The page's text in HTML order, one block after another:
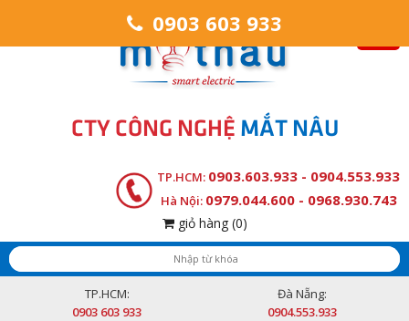
CTY CÔNG NGHỆ MẮT NÂU
TP.HCM: 0903.603.933 - 0904.553.933
Hà Nội: 0979.044.600 - 0968.930.743
giỏ hàng (0)
TP.HCM:
0903 603 933
Đà Nẵng:
0904.553.933
0903 603 933